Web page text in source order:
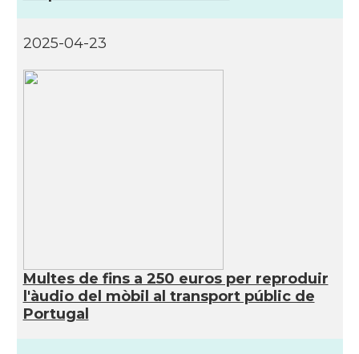
2025-04-23
Multes de fins a 250 euros per reproduir
l'àudio del mòbil al transport públic de
Portugal